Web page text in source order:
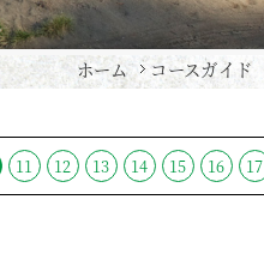
ホーム コースガイド
11 12 13 14 15 16 17